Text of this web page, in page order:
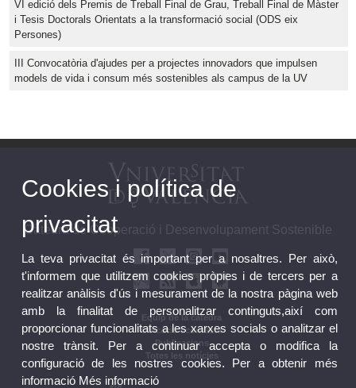
VI edició dels Premis de Treball Final de Grau, Treball Final de Màster
i Tesis Doctorals Orientats a la transformació social (ODS eix
Persones)
III Convocatòria d'ajudes per a projectes innovadors que impulsen
models de vida i consum més sostenibles als campus de la UV
Càtedra de Cooperació i Desenvolupament Sostenible
Equip de la càtedra
Ubicació i contacte
Publicacions
Totes les notícies
Cookies i política de
privacitat
La teva privacitat és important per a nosaltres. Per això,
t'informem que utilitzem cookies pròpies i de tercers per a
realitzar anàlisis d'ús i mesurament de la nostra pàgina web
amb la finalitat de personalitzar continguts,així com
proporcionar funcionalitats a les xarxes socials o analitzar el
nostre trànsit. Per a continuar accepta o modifica la
configuració de les nostres cookies. Per a obtenir més
informació Més informació